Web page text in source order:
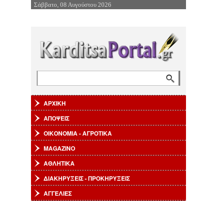
Επιστροφή στην Πλοήγηση
Σάββατο, 08 Αυγούστου 2026
ΑΡΧΙΚΗ
ΑΠΟΨΕΙΣ
ΟΙΚΟΝΟΜΙΑ - ΑΓΡΟΤΙΚΑ
MAGAZINO
ΑΘΛΗΤΙΚΑ
ΔΙΑΚΗΡΥΞΕΙΣ - ΠΡΟΚΗΡΥΞΕΙΣ
ΑΓΓΕΛΙΕΣ